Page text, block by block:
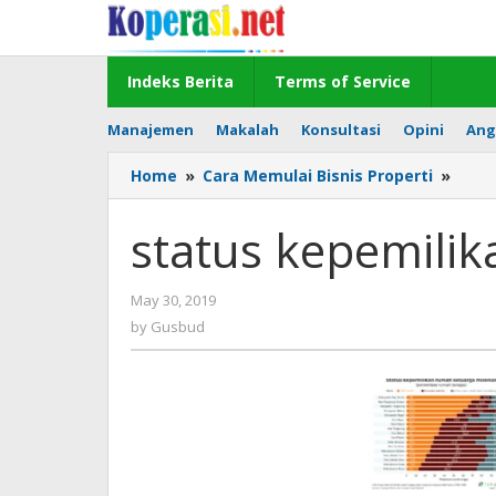
content
Indeks Berita Terms of Service
Manajemen Makalah Konsultasi Opini
Home » Cara Memulai Bisnis Properti »
status
May 30, 2019
by Gusbud